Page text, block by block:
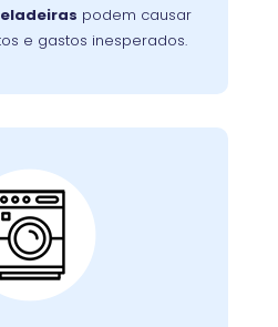
podem causar
e gastos inesperados.
de Lava e
preparada para resolver